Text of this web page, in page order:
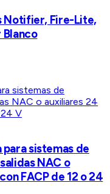
Notifier, Fire-Lite,
sistemas de
NAC o
FACP de 12 o 24